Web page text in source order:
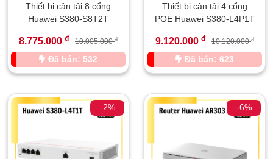
Thiết bị cân tải 8 cổng
Huawei S380-S8T2T
8.775.000 đ 10.005.000đ
Đã bán: 532
Thiết bị cân tải 4 cổng
POE Huawei S380-L4P1T
9.120.000 đ 10.120.000đ
Đã bán: 623
-2% -6%